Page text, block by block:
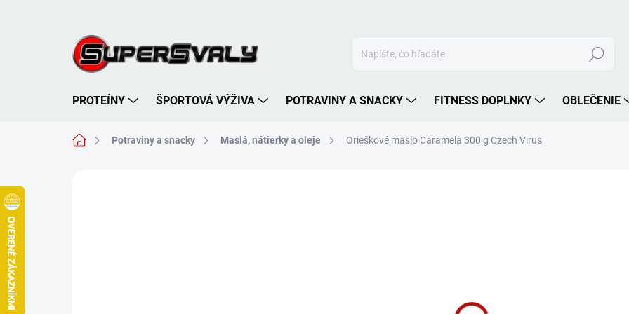
Hľadať
PROTEÍNY ŠPORTOVÁ VÝŽIVA POTRAVINY A SNACKY FITNESS DOPLNKY OBLEČENIE
DomovPotraviny a snacky Maslá, nátierky a oleje Orieškové maslo Caramela 300 g Czech Virus